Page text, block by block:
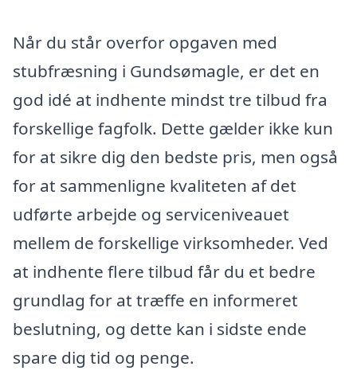
Når du står overfor opgaven med
stubfræsning i Gundsømagle, er det en
god idé at indhente mindst tre tilbud fra
forskellige fagfolk. Dette gælder ikke kun
for at sikre dig den bedste pris, men også
for at sammenligne kvaliteten af det
udførte arbejde og serviceniveauet
mellem de forskellige virksomheder. Ved
at indhente flere tilbud får du et bedre
grundlag for at træffe en informeret
beslutning, og dette kan i sidste ende
spare dig tid og penge.